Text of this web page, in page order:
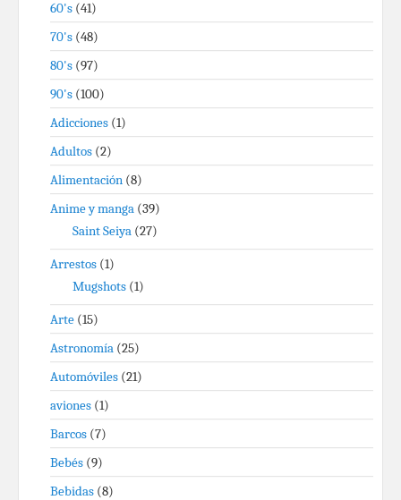
60's (41)
70's (48)
80's (97)
90's (100)
Adicciones (1)
Adultos (2)
Alimentación (8)
Anime y manga (39)
Saint Seiya (27)
Arrestos (1)
Mugshots (1)
Arte (15)
Astronomía (25)
Automóviles (21)
aviones (1)
Barcos (7)
Bebés (9)
Bebidas (8)